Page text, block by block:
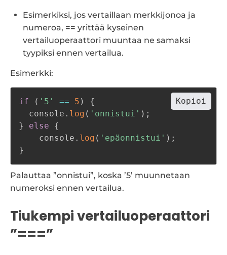
Esimerkiksi, jos vertaillaan merkkijonoa ja
numeroa, == yrittää kyseinen
vertailuoperaattori muuntaa ne samaksi
tyypiksi ennen vertailua.
Esimerkki:
if ( '5' == 5 )
{
  console
. log ( 'onnistui' ) ;
}
else
{
    console
. log ( 'epäonnistui' ) ;
}
Kopioi
Palauttaa ”onnistui”, koska ’5’ muunnetaan
numeroksi ennen vertailua.
Tiukempi vertailuoperaattori
”===”